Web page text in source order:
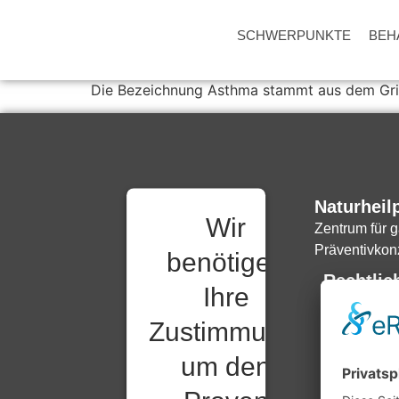
SCHWERPUNKTE
Die Bezeichnung Asthma stammt aus dem
Wir
benötigen
Ihre
Zustimmung,
um den
Zentrum für
Impressum